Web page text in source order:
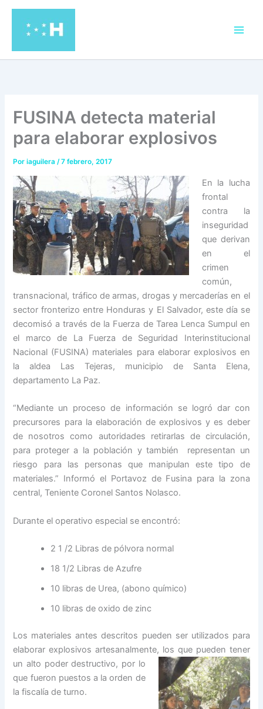
contenido
FUSINA detecta material
para elaborar explosivos
Poriaguilera/7 febrero, 2017
En la lucha
frontal
contra la
inseguridad
que derivan
en el
crimen
común,
transnacional, tráfico de armas, drogas y mercaderías en el
sector fronterizo entre Honduras y El Salvador, este día se
decomisó a través de la Fuerza de Tarea Lenca Sumpul en
el marco de La Fuerza de Seguridad Interinstitucional
Nacional (FUSINA) materiales para elaborar explosivos en
la aldea Las Tejeras, municipio de Santa Elena,
departamento La Paz.
“Mediante un proceso de información se logró dar con
precursores para la elaboración de explosivos y es deber
de nosotros como autoridades retirarlas de circulación,
para proteger a la población y también representan un
riesgo para las personas que manipulan este tipo de
materiales.” Informó el Portavoz de Fusina para la zona
central, Teniente Coronel Santos Nolasco.
Durante el operativo especial se encontró:
2 1 /2 Libras de pólvora normal
18 1/2 Libras de Azufre
10 libras de Urea, (abono químico)
10 libras de oxido de zinc
Los materiales antes descritos pueden ser utilizados para
elaborar explosivos artesanalmente, los que pueden tener
un alto poder destructivo, por lo
que fueron puestos a la orden de
la fiscalía de turno.